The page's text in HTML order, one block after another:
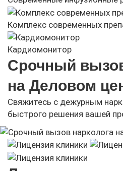
Комплекс современных
Кардиомонитор
Срочный
на Деловом
Свяжитесь с дежурным
быстрого решения вашей